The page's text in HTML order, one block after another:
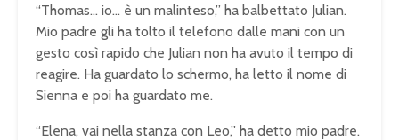
“Thomas… io… è un malinteso,” ha balbettato Julian.
Mio padre gli ha tolto il telefono dalle mani con un
gesto così rapido che Julian non ha avuto il tempo di
reagire. Ha guardato lo schermo, ha letto il nome di
Sienna e poi ha guardato me.
“Elena, vai nella stanza con Leo,” ha detto mio padre.